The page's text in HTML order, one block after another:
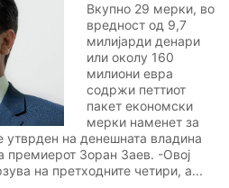
Вкупно 29 мерки, во
вредност од 9,7
милијарди денари
или околу 160
милиони евра
содржи петтиот
пакет економски
мерки наменет за
утврден на денешната владина
премиерот Зоран Заев. -Овој
на претходните четири, а...